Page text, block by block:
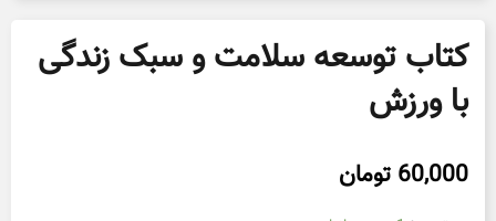
کتاب توسعه سلامت و سبک زندگی
با ورزش
60,000 تومان